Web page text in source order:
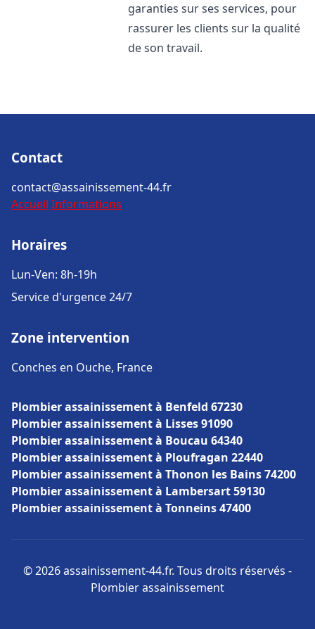
garanties sur ses services, pour
rassurer les clients sur la qualité
de son travail.
Contact
contact@assainissement-44.fr
Accueil Informations
Horaires
Lun-Ven: 8h-19h
Service d'urgence 24/7
Zone intervention
Conches en Ouche, France
Plombier assainissement à Benfeld 67230
Plombier assainissement à Lisses 91090
Plombier assainissement à Boucau 64340
Plombier assainissement à Ploufragan 22440
Plombier assainissement à Thonon les Bains 74200
Plombier assainissement à Lambersart 59130
Plombier assainissement à Tonneins 47400
© 2026 assainissement-44.fr. Tous droits réservés -
Plombier assainissement